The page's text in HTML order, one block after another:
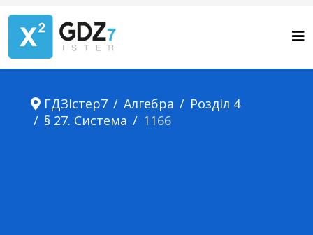
ГДЗІстер7 Алгебра
Розділ 4
§ 27. Система
1166